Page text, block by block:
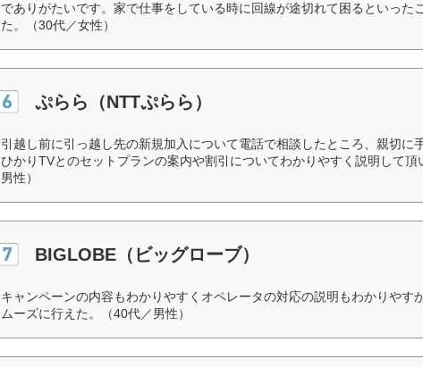
でありがたいです。家で仕事をしている時に回線が途切れて困るといった
た。（30代／女性）
ぷらら（NTTぷらら）
引越し前に引っ越し先の新規加入について電話で相談したところ、親切に
ひかりTVとのセットプランの案内や割引についてわかりやすく説明して頂
男性）
BIGLOBE（ビッグローブ）
キャンペーンの内容もわかりやすくオペレータの対応の説明もわかりやす
ムーズに行えた。（40代／男性）